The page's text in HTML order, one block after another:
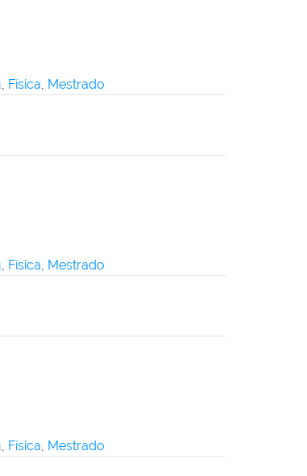
, Física, Mestrado
, Física, Mestrado
, Física, Mestrado